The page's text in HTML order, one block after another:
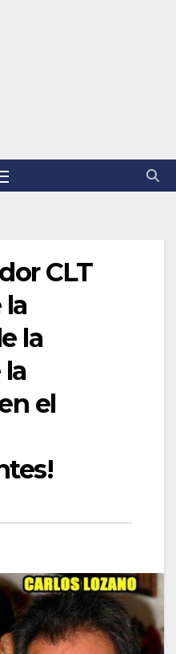
CLT
la
el